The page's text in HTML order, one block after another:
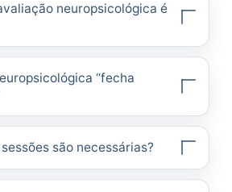
neuropsicológica é
“fecha
são necessárias?